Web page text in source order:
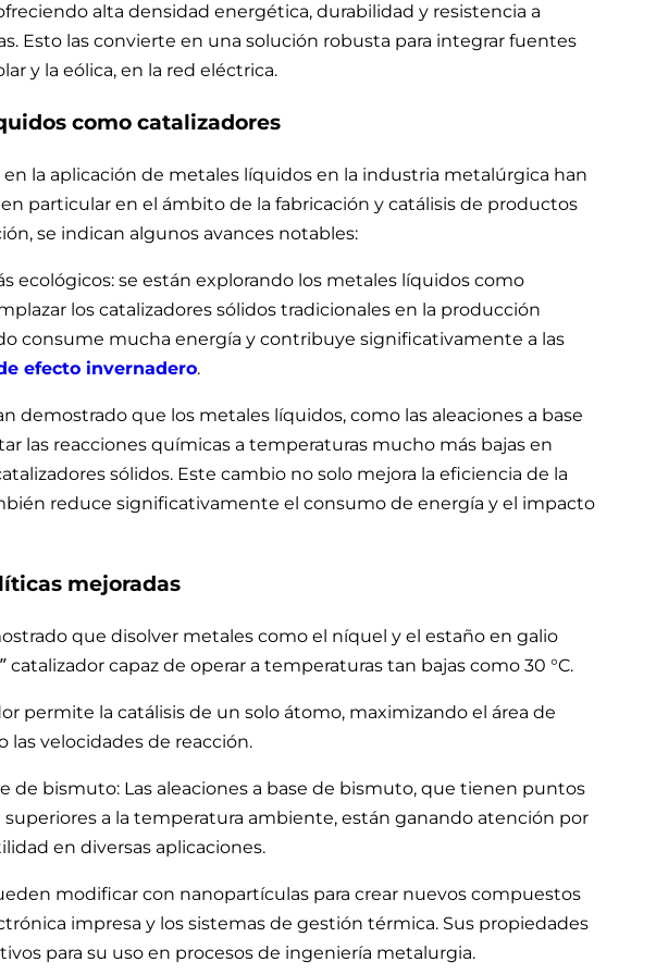
alta densidad energética, durabilidad y resistencia a
Esto las convierte en una solución robusta para integrar fuentes
y la eólica, en la red eléctrica.
como catalizadores
en la aplicación de metales líquidos en la industria metalúrgica han
particular en el ámbito de la fabricación y catálisis de productos
se indican algunos avances notables:
ecológicos: se están explorando los metales líquidos como
los catalizadores sólidos tradicionales en la producción
consume mucha energía y contribuye significativamente a las
efecto invernadero.
demostrado que los metales líquidos, como las aleaciones a base
las reacciones químicas a temperaturas mucho más bajas en
sólidos. Este cambio no solo mejora la eficiencia de la
reduce significativamente el consumo de energía y el impacto
mejoradas
que disolver metales como el níquel y el estaño en galio
catalizador capaz de operar a temperaturas tan bajas como 30 °C.
permite la catálisis de un solo átomo, maximizando el área de
las velocidades de reacción.
de bismuto: Las aleaciones a base de bismuto, que tienen puntos
a la temperatura ambiente, están ganando atención por
en diversas aplicaciones.
modificar con nanopartículas para crear nuevos compuestos
impresa y los sistemas de gestión térmica. Sus propiedades
para su uso en procesos de ingeniería metalurgia.